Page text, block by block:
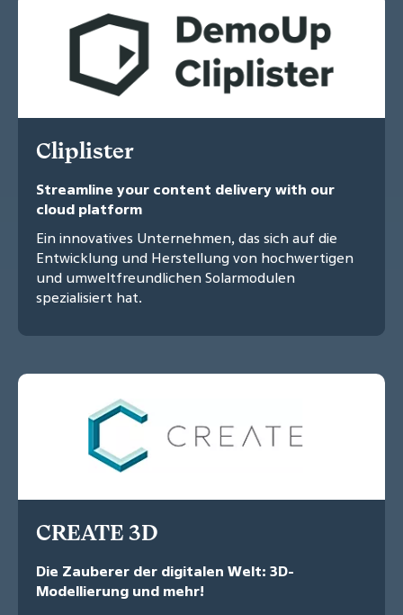
Cliplister
Streamline your content delivery with our
cloud platform
Ein innovatives Unternehmen, das sich auf die
Entwicklung und Herstellung von hochwertigen
und umweltfreundlichen Solarmodulen
spezialisiert hat.
CREATE 3D
Die Zauberer der digitalen Welt: 3D-
Modellierung und mehr!